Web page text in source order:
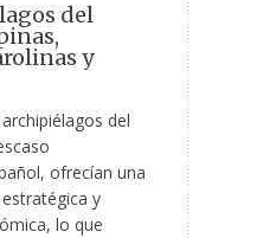
del
y
del
ofrecían una
y
lo que